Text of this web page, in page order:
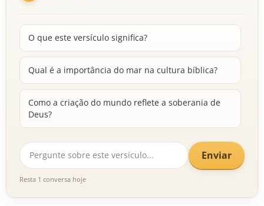
O que este versículo significa?
Qual é a importância do mar na cultura bíblica?
Como a criação do mundo reflete a soberania de
Deus?
Enviar
Resta 1 conversa hoje